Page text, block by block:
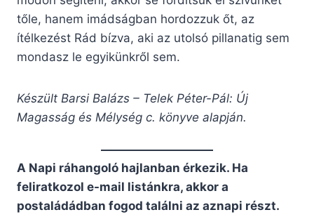
tőle, hanem imádságban hordozzuk őt, az
ítélkezést Rád bízva, aki az utolsó pillanatig sem
mondasz le egyikünkről sem.
Készült Barsi Balázs – Telek Péter-Pál: Új
Magasság és Mélység c. könyve alapján.
A Napi ráhangoló hajlanban érkezik. Ha
feliratkozol e-mail listánkra, akkor a
postaládádban fogod találni az aznapi részt.